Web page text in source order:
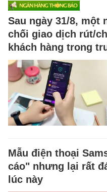
Sau ngày 31/8, một
chối giao dịch rút/
khách hàng trong
Mẫu điện thoại
cáo" nhưng lại rất
lúc này